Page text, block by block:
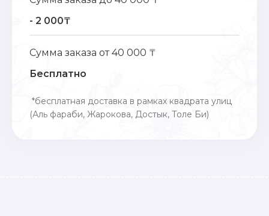
- 2 000₸
Сумма заказа от 40 000 ₸
Бесплатно
*бесплатная доставка в рамках квадрата улиц
(Аль фараби, Жарокова, Достык, Толе Би)